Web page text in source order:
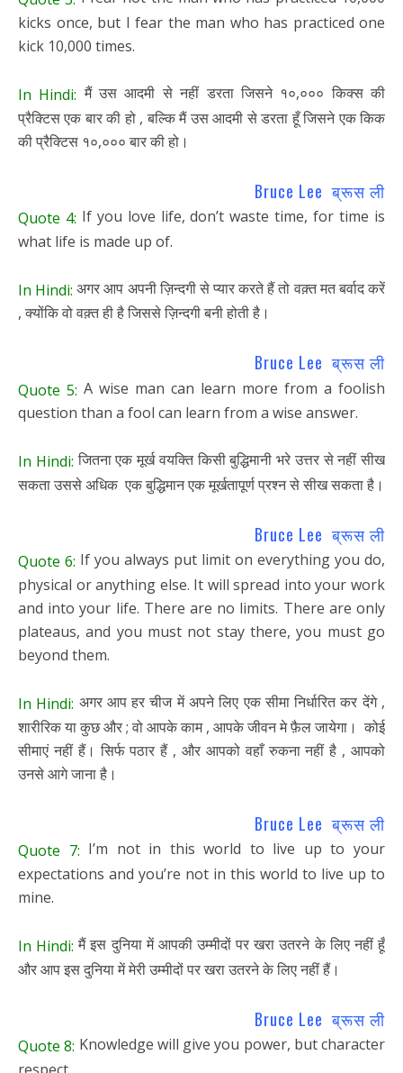
kicks once, but I fear the man who has practiced one
kick 10,000 times.
In Hindi: मैं उस आदमी से नहीं डरता जिसने १०,००० किक्स की
प्रैक्टिस एक बार की हो , बल्कि मैं उस आदमी से डरता हूँ जिसने एक किक
की प्रैक्टिस १०,००० बार की हो।
Bruce Lee ब्रूस ली
Quote 4: If you love life, don’t waste time, for time is
what life is made up of.
In Hindi: अगर आप अपनी ज़िन्दगी से प्यार करते हैं तो वक़्त मत बर्वाद करें
, क्योंकि वो वक़्त ही है जिससे ज़िन्दगी बनी होती है।
Bruce Lee ब्रूस ली
Quote 5: A wise man can learn more from a foolish
question than a fool can learn from a wise answer.
In Hindi: जितना एक मूर्ख वयक्ति किसी बुद्धिमानी भरे उत्तर से नहीं सीख
सकता उससे अधिक एक बुद्धिमान एक मूर्खतापूर्ण प्रश्न से सीख सकता है।
Bruce Lee ब्रूस ली
Quote 6: If you always put limit on everything you do,
physical or anything else. It will spread into your work
and into your life. There are no limits. There are only
plateaus, and you must not stay there, you must go
beyond them.
In Hindi: अगर आप हर चीज में अपने लिए एक सीमा निर्धारित कर देंगे ,
शारीरिक या कुछ और ; वो आपके काम , आपके जीवन मे फ़ैल जायेगा। कोई
सीमाएं नहीं हैं। सिर्फ पठार हैं , और आपको वहाँ रुकना नहीं है , आपको
उनसे आगे जाना है।
Bruce Lee ब्रूस ली
Quote 7: I’m not in this world to live up to your
expectations and you’re not in this world to live up to
mine.
In Hindi: मैं इस दुनिया में आपकी उम्मीदों पर खरा उतरने के लिए नहीं हूँ
और आप इस दुनिया में मेरी उम्मीदों पर खरा उतरने के लिए नहीं हैं।
Bruce Lee ब्रूस ली
Quote 8: Knowledge will give you power, but character
respect.